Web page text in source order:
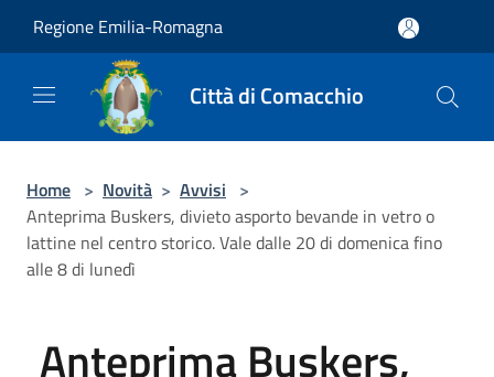
Regione Emilia-Romagna
Città di Comacchio
Home > Novità > Avvisi >
Anteprima Buskers, divieto asporto bevande in vetro o
lattine nel centro storico. Vale dalle 20 di domenica fino
alle 8 di lunedì
Anteprima Buskers,